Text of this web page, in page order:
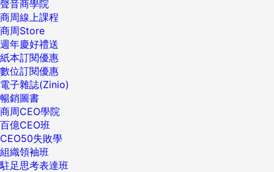
聲音商學院
商周線上課程
商周Store
週年慶好禮送
紙本訂閱優惠
數位訂閱優惠
電子雜誌(Zinio)
暢銷圖書
商周CEO學院
百億CEO班
CEO50失敗學
組織領袖班
駐足思考表達班